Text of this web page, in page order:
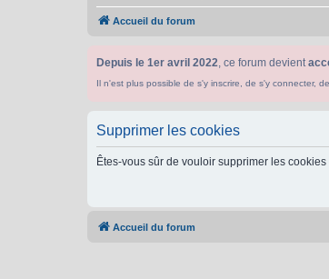
Accueil du forum
Depuis le 1er avril 2022, ce forum devient
Il n'est plus possible de s'y inscrire, de s'y connecter,
Supprimer les cookies
Êtes-vous sûr de vouloir supprimer les
Accueil du forum